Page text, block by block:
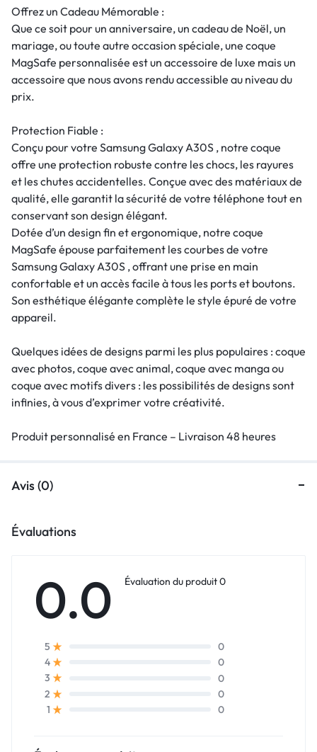
Offrez un Cadeau Mémorable :
Que ce soit pour un anniversaire, un cadeau de Noël, un
mariage, ou toute autre occasion spéciale, une coque
MagSafe personnalisée est un accessoire de luxe mais un
accessoire que nous avons rendu accessible au niveau du
prix.
Protection Fiable :
Conçu pour votre Samsung Galaxy A30S , notre coque
offre une protection robuste contre les chocs, les rayures
et les chutes accidentelles. Conçue avec des matériaux de
qualité, elle garantit la sécurité de votre téléphone tout en
conservant son design élégant.
Dotée d’un design fin et ergonomique, notre coque
MagSafe épouse parfaitement les courbes de votre
Samsung Galaxy A30S , offrant une prise en main
confortable et un accès facile à tous les ports et boutons.
Son esthétique élégante complète le style épuré de votre
appareil.
Quelques idées de designs parmi les plus populaires : coque
avec photos, coque avec animal, coque avec manga ou
coque avec motifs divers : les possibilités de designs sont
infinies, à vous d’exprimer votre créativité.
Produit personnalisé en France – Livraison 48 heures
Avis (0)
Évaluations
0.0 Évaluation du produit 0
5
0
4
0
3
0
2
0
1
0